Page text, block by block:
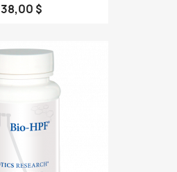
38,00 $